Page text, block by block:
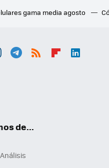
gama media agosto
de...
Análisis